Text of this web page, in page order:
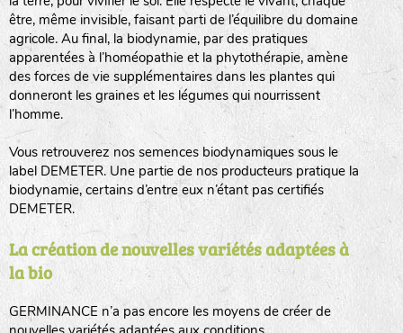
être, même invisible, faisant parti de l’équilibre du domaine
agricole. Au final, la biodynamie, par des pratiques
apparentées à l’homéopathie et la phytothérapie, amène
des forces de vie supplémentaires dans les plantes qui
donneront les graines et les légumes qui nourrissent
l’homme.
Vous retrouverez nos semences biodynamiques sous le
label DEMETER. Une partie de nos producteurs pratique la
biodynamie, certains d’entre eux n’étant pas certifiés
DEMETER.
La création de nouvelles variétés adaptées à
la bio
GERMINANCE n’a pas encore les moyens de créer de
BINGENHEIMER SAATGUT (BGH)
LA RÉFÉRENCE :F BEL20BPA1A (en haut à gauche)
F : Fleurs.
Les autres catégories étant :
: Engrais vert
L: Légumes
A: Aromatiques
BEL : Code de la variété
(Ici Belle de nuit)
20 : Année de récolte(ici 2020)
BPA : Initiales du producteur ou du fournisseur de la
semence.